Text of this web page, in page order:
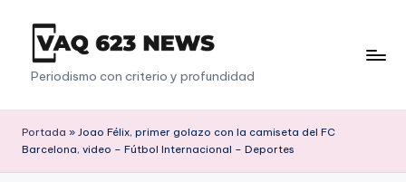
Saltar
contenido
V
a
q
6
Periodismo con criterio y profundidad
Portada » Joao Félix, primer golazo con la camiseta del FC
Barcelona, video – Fútbol Internacional – Deportes